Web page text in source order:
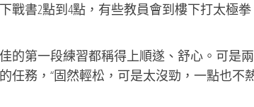
戰書2點到4點，有些教員會到樓下打太極拳
第一段練習都稱得上順遂、舒心。可是
任務，“固然輕松，可是太沒勁，一點也不